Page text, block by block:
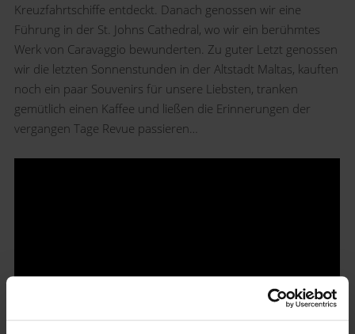
Kreuzfahrtschiffe entdeckt. Danach genossen wir eine
Führung in der St. Johns Cathedral, wo wir ein berühmtes
Werk von Caravaggio bewunderten. Zu guter Letzt genossen
wir die letzten Sonnenstunden in der Altstadt Maltas, kauften
noch ein paar Souvenirs für unsere Liebsten, tranken
gemütlich einen Kaffee und ließen die Erinnerungen der
vergangen Tage Revue passieren…